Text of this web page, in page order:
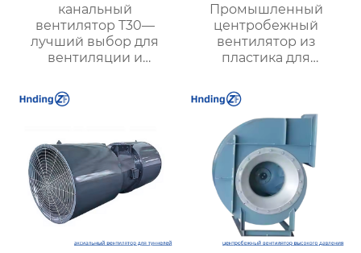
канальный
вентилятор T30—
лучший выбор для
вентиляции и
заводах, складах и
офисах, эффективный
Промышленный
центробежный
вентилятор из
пластика для